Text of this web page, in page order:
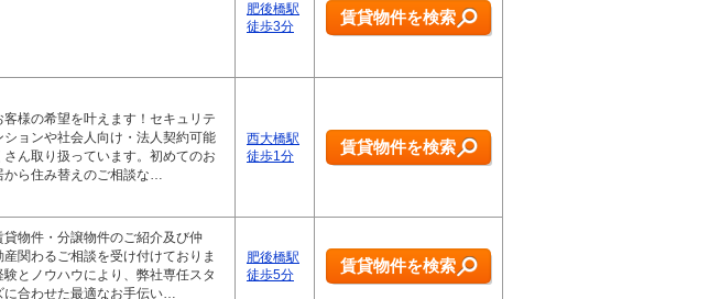
肥後橋駅
徒歩3分
賃貸物件を検索
様の希望を叶えます！セキュリテ
ションや社会人向け・法人契約可能
ん取り扱っています。初めてのお
から住み替えのご相談な…
西大橋駅
徒歩1分
賃貸物件を検索
物件・分譲物件のご紹介及び仲
関わるご相談を受け付けておりま
とノウハウにより、弊社専任スタ
に合わせた最適なお手伝い…
肥後橋駅
徒歩5分
賃貸物件を検索